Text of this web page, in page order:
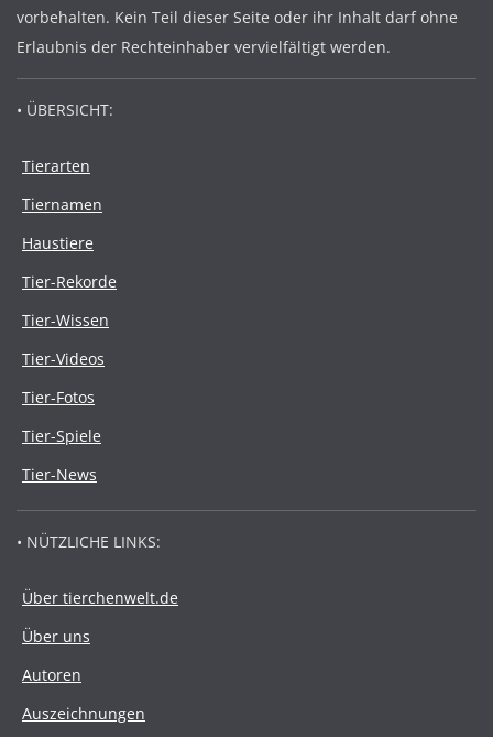
vorbehalten. Kein Teil dieser Seite oder ihr Inhalt darf ohne
Erlaubnis der Rechteinhaber vervielfältigt werden.
• ÜBERSICHT:
Tierarten
Tiernamen
Haustiere
Tier-Rekorde
Tier-Wissen
Tier-Videos
Tier-Fotos
Tier-Spiele
Tier-News
• NÜTZLICHE LINKS:
Über tierchenwelt.de
Über uns
Autoren
Auszeichnungen